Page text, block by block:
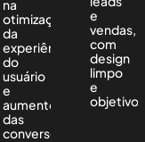
na
otimização
da
experiência
do
usuário
e
aumento
das
conversões.
e
vendas,
com
design
limpo
e
objetivo.